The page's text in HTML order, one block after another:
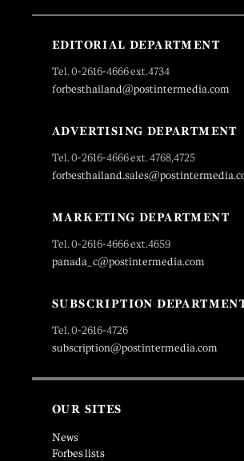
EDITORIAL DEPARTMENT
Tel. 0-2616-4666 ext.4734
forbesthailand@postintermedia.com
ADVERTISING DEPARTMENT
Tel. 0-2616-4666 ext. 4768,4725
MARKETING DEPARTMENT
Tel. 0-2616-4666 ext.4659
panada_c@postintermedia.com
SUBSCRIPTION
Tel. 0-2616-4726
subscription@postintermedia.com
OUR SITES
News
Forbes lists